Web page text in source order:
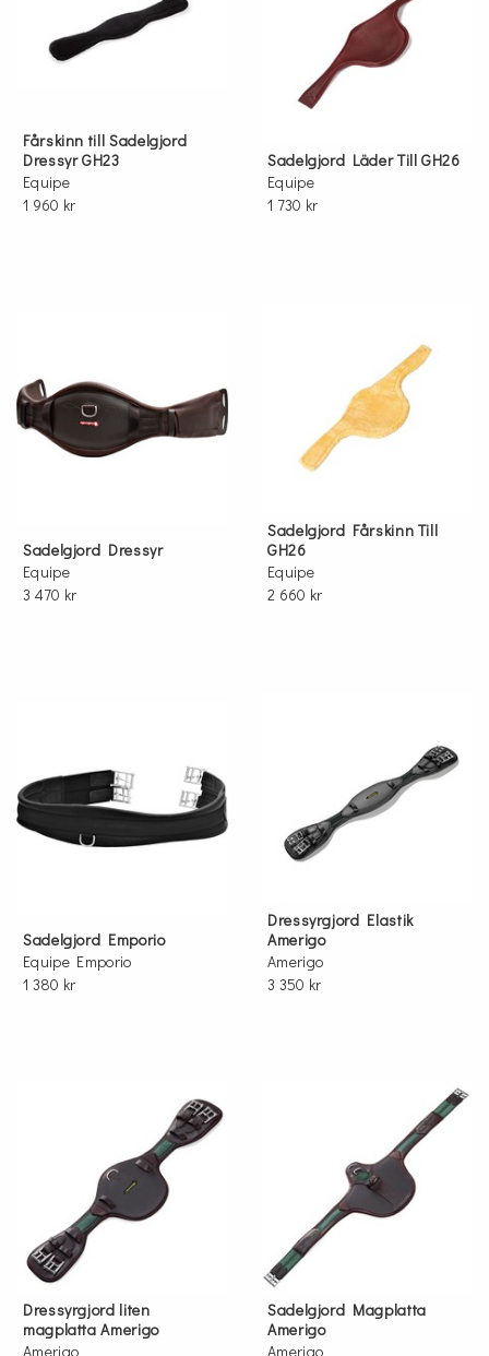
Fårskinn till Sadelgjord
Dressyr GH23
Equipe
1 960 kr
Sadelgjord Läder Till GH26
Equipe
1 730 kr
Sadelgjord Dressyr
Equipe
3 470 kr
Sadelgjord Fårskinn Till
GH26
Equipe
2 660 kr
Sadelgjord Emporio
Equipe Emporio
1 380 kr
Dressyrgjord Elastik
Amerigo
Amerigo
3 350 kr
Dressyrgjord liten
magplatta Amerigo
Amerigo
Sadelgjord Magplatta
Amerigo
Amerigo